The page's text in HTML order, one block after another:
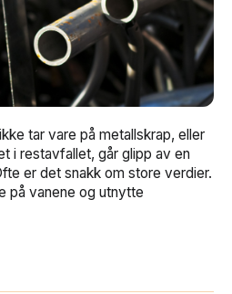
tar vare på metallskrap, eller
i restavfallet, går glipp av en
er det snakk om store verdier.
på vanene og utnytte